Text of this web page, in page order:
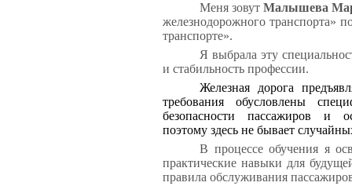
Меня зовутМалышева
железнодорожного транспорта»
транспорте».
Я выбрала эту
и стабильность профессии.
Железная дорога
требования обусловлены
безопасности пассажиров и
поэтому здесь не бывает
В процессе обучения я
практические навыки для
правила обслуживания